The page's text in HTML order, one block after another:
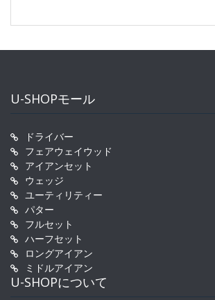
U-SHOPモール
ドライバー
フェアウェイウッド
アイアンセット
ウェッジ
ユーティリティー
パター
フルセット
ハーフセット
ロングアイアン
ミドルアイアン
U-SHOPについて